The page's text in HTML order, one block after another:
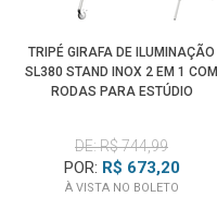
TRIPÉ GIRAFA DE ILUMINAÇÃO
SL380 STAND INOX 2 EM 1 COM
RODAS PARA ESTÚDIO
DE: R$ 744,99
POR: R$ 673,20
À VISTA NO BOLETO